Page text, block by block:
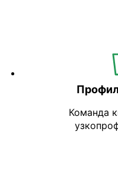
Команда